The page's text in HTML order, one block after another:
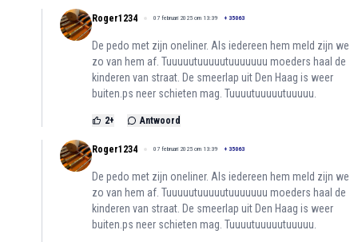
Roger1234 07 februari 2025 om 13:39 + 35063
De pedo met zijn oneliner. Als iedereen hem meld zijn we
zo van hem af. Tuuuuutuuuuutuuuuuuu moeders haal de
kinderen van straat. De smeerlap uit Den Haag is weer
buiten.ps neer schieten mag. Tuuuutuuuuutuuuuu.
2+ Antwoord
Roger1234 07 februari 2025 om 13:39 + 35063
De pedo met zijn oneliner. Als iedereen hem meld zijn we
zo van hem af. Tuuuuutuuuuutuuuuuuu moeders haal de
kinderen van straat. De smeerlap uit Den Haag is weer
buiten.ps neer schieten mag. Tuuuutuuuuutuuuuu.